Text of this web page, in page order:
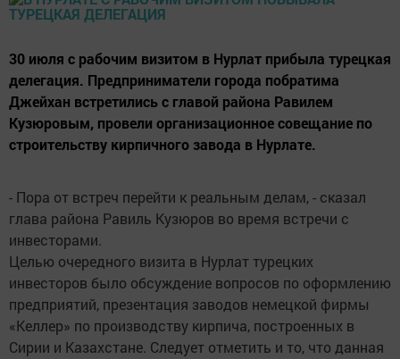
30 июля с рабочим визитом в Нурлат прибыла турецкая
делегация. Предприниматели города побратима
Джейхан встретились с главой района Равилем
Кузюровым, провели организационное совещание по
строительству кирпичного завода в Нурлате.
- Пора от встреч перейти к реальным делам, - сказал
глава района Равиль Кузюров во время встречи с
инвесторами.
Целью очередного визита в Нурлат турецких
инвесторов было обсуждение вопросов по оформлению
предприятий, презентация заводов немецкой фирмы
«Келлер» по производству кирпича, построенных в
Сирии и Казахстане. Следует отметить и то, что данная